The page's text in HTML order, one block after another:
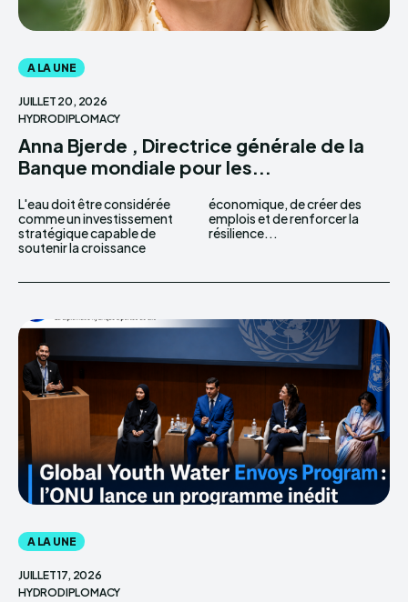
A LA UNE
JUILLET 20, 2026
HYDRODIPLOMACY
Anna Bjerde , Directrice générale de la
Banque mondiale pour les...
L'eau doit être considérée
comme un investissement
stratégique capable de
soutenir la croissance
économique, de créer des
emplois et de renforcer la
résilience...
A LA UNE
JUILLET 17, 2026
HYDRODIPLOMACY